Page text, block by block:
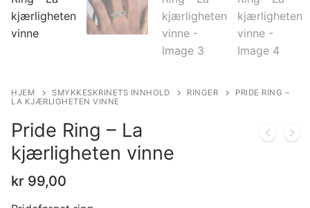
HJEM SMYKKESKRINETS INNHOLD RINGER
PRIDE RING –
LA KJÆRLIGHETEN VINNE
Pride Ring – La
kjærligheten vinne
kr 99,00